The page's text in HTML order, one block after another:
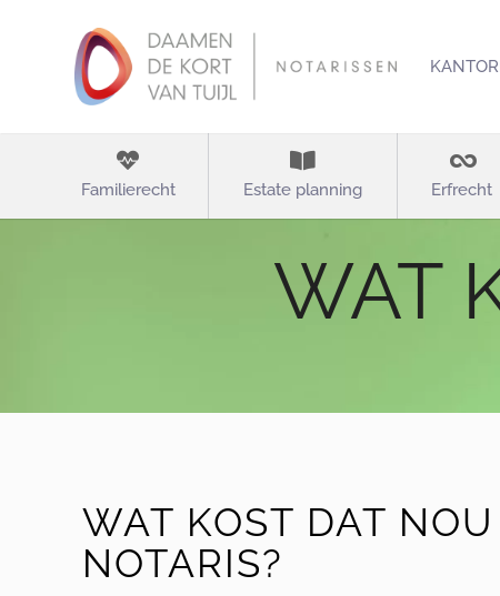
Familierecht Estate planning Erfrecht
WAT
WAT KOST DAT
NOTARIS?